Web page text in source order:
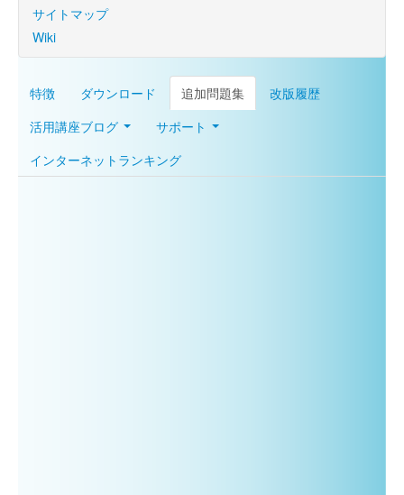
サイトマップ
Wiki
特徴 ダウンロード 追加問題集
改版履歴
活用講座ブログ
サポート
インターネットランキング